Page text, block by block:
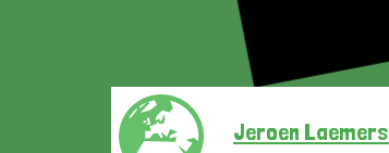
Jeroen Laemers